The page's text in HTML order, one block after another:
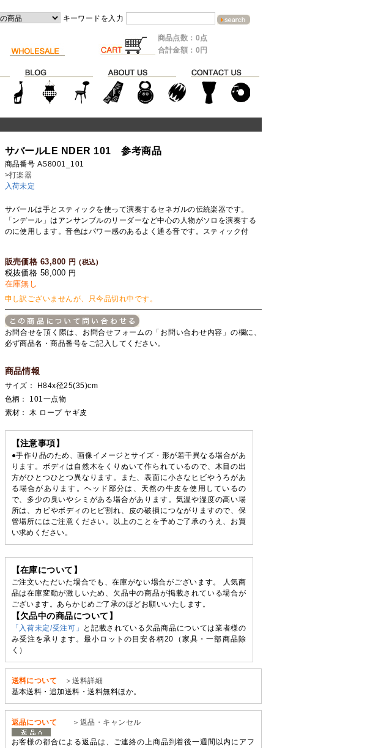
キーワードを入力
商品点数：0点
合計金額：0円
サバールLE NDER 101 参考商品
商品番号 AS8001_101
>打楽器
入荷未定
サバールは手とスティックを使って演奏するセネガルの伝統楽器です。
「ンデール」はアンサンブルのリーダーなど中心の人物がソロを演奏する
のに使用します。音色はパワー感のあるよく通る音です。スティック付
販売価格 63,800 円 (税込)
税抜価格 58,000 円
在庫無し
申し訳ございませんが、只今品切れ中です。
お問合せを頂く際は、お問合せフォームの「お問い合わせ内容」の欄に、
必ず商品名・商品番号をご記入してください。
商品情報
サイズ： H84x径25(35)cm
色柄： 101一点物
素材： 木 ロープ ヤギ皮
【注意事項】
●手作り品のため、画像イメージとサイズ・形が若干異なる場合があ
ります。ボディは自然木をくりぬいて作られているので、木目の出
方がひとつひとつ異なります。また、表面に小さなヒビやうろがあ
る場合があります。ヘッド部分は、天然の牛皮を使用しているの
で、多少の臭いやシミがある場合があります。気温や湿度の高い場
所は、カビやボディのヒビ割れ、皮の破損につながりますので、保
管場所にはご注意ください。以上のことを予めご了承のうえ、お買
い求めください。
【在庫について】
ご注文いただいた場合でも、在庫がない場合がございます。 人気商
品は在庫変動が激しいため、欠品中の商品が掲載されている場合が
ございます。あらかじめご了承のほどお願いいたします。
【欠品中の商品について】
「入荷未定/受注可」
と記載されている欠品商品については業者様の
み受注を承ります。最小ロットの目安各柄20（家具・一部商品除
く）
送料について
＞送料詳細
基本送料・追加送料・送料無料ほか。
返品について ＞返品・キャンセル
お客様の都合による返品は、ご連絡の上商品到着後一週間以内にアフ